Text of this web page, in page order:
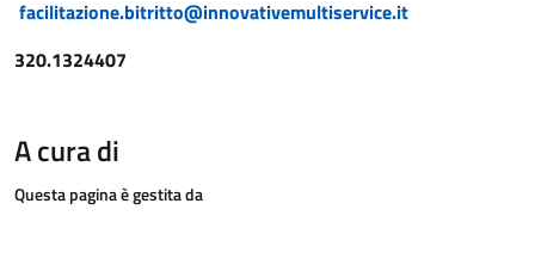
facilitazione.bitritto@innovativemultiservice.it
320.1324407
A cura di
Questa pagina è gestita da